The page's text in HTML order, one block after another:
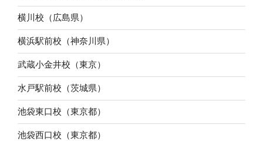
横川校（広島県）
横浜駅前校（神奈川県）
武蔵小金井校（東京）
水戸駅前校（茨城県）
池袋東口校（東京都）
池袋西口校（東京都）